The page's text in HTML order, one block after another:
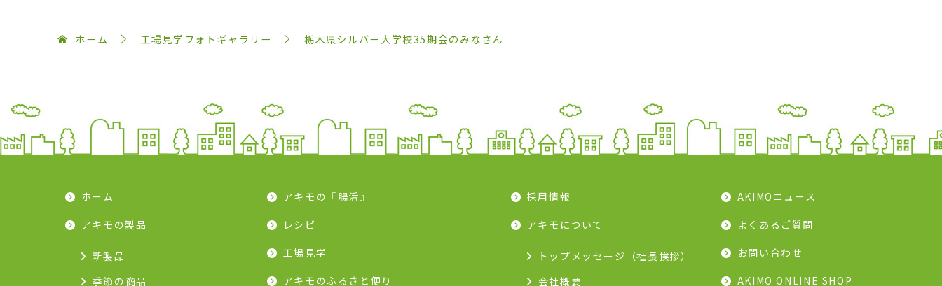
ホーム 工場見学フォトギャラリー 栃木県シルバー大学校35期会のみなさん
ホーム
アキモの製品
新製品
季節の商品
アキモの『腸活』
レシピ
工場見学
アキモのふるさと便り
採用情報
アキモについて
トップメッセージ（社長挨拶）
会社概要
AKIMOニュース
よくあるご質問
お問い合わせ
AKIMO ONLINE SHOP